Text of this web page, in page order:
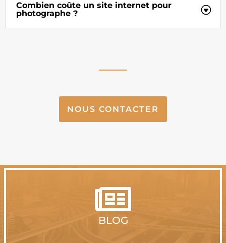
Combien coûte un site internet pour
photographe ?
NOUS CONTACTER

BLOG